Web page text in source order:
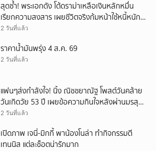
สุดซ้ำ! พระเอกดัง โต้ดราม่าเหลือเงินหลักหมื่น
เรียกความสงสาร เผยชีวิตจริงก้มหน้าใช้หนี้หนัก
(ข่าวต่างประเทศ)
2 วันที่แล้ว
ราคาน้ำมันพรุ่ง 4 ส.ค. 69
2 วันที่แล้ว
แฟนๆส่งกำลังใจ! นิ้ง ณิชชยาณัฐ โพสต์วันคล้าย
วันเกิดวัย 53 ปี เผยข้อความกินใจหลังผ่านมรสุม
ชีวิต
2 วันที่แล้ว
เปิดภาพ เจนี่-มิกกี้ พาน้องโนล่า ทำกิจกรรมตี
เทนนิส แต่ละช็อตน่ารักมาก